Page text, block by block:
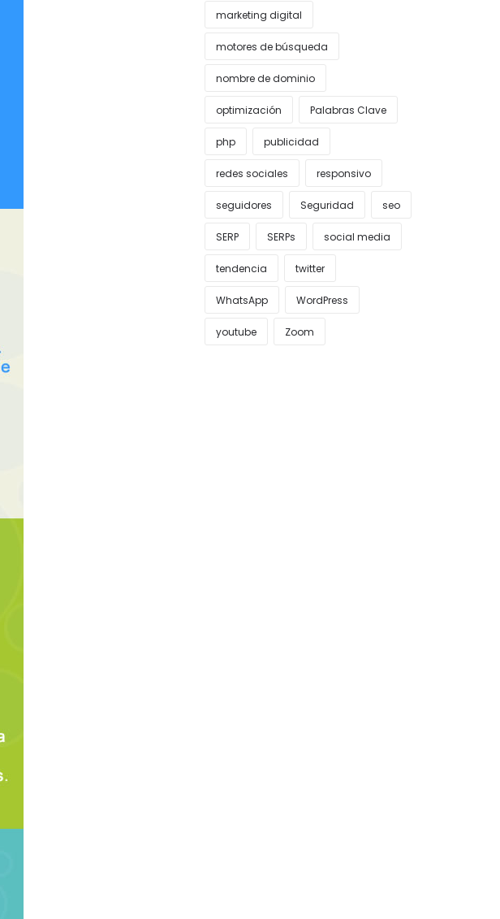
marketing digital
motores de búsqueda
nombre de dominio
optimización Palabras Clave
php publicidad
redes sociales responsivo
seguidores Seguridad seo
SERP SERPs social media
tendencia twitter
WhatsApp WordPress
youtube Zoom